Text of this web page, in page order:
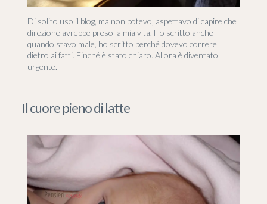
Di solito uso il blog, ma non potevo, aspettavo di capire che
direzione avrebbe preso la mia vita. Ho scritto anche
quando stavo male, ho scritto perché dovevo correre
dietro ai fatti. Finché è stato chiaro. Allora è diventato
urgente.
Il cuore pieno di latte